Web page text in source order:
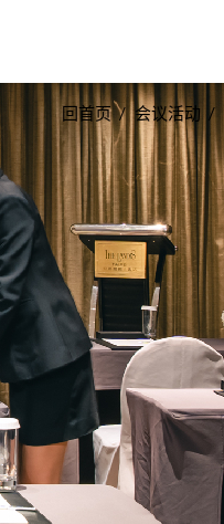
回首页 会议活动